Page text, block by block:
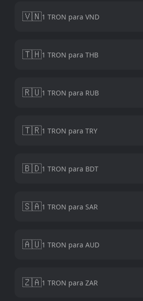
🇻🇳1 TRON para VND
🇹🇭1 TRON para THB
🇷🇺1 TRON para RUB
🇹🇷1 TRON para TRY
🇧🇩1 TRON para BDT
🇸🇦1 TRON para SAR
🇦🇺1 TRON para AUD
🇿🇦1 TRON para ZAR